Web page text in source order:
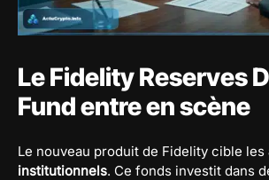
Le Fidelity Reserves
Fund entre en scène
Le nouveau produit de Fidelity cible les
institutionnels. Ce fonds investit dans